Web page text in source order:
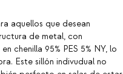
aquellos que desean
de metal, con
chenilla 95% PES 5% NY, lo
Este sillón indivudual no